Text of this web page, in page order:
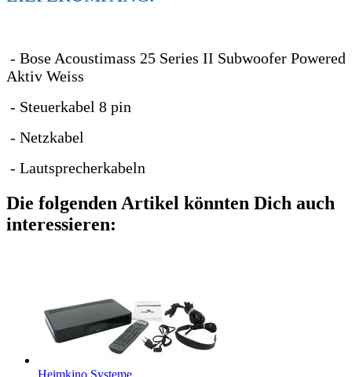
- Bose Acoustimass 25 Series II Subwoofer Powered
Aktiv Weiss
- Steuerkabel 8 pin
- Netzkabel
- Lautsprecherkabeln
Die folgenden Artikel könnten Dich auch
interessieren:
Heimkino Systeme